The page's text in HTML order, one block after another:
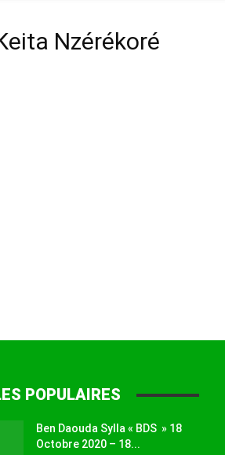
Nzérékoré
POPULAIRES
Ben Daouda Sylla « BDS » 18
Octobre 2020 – 18...